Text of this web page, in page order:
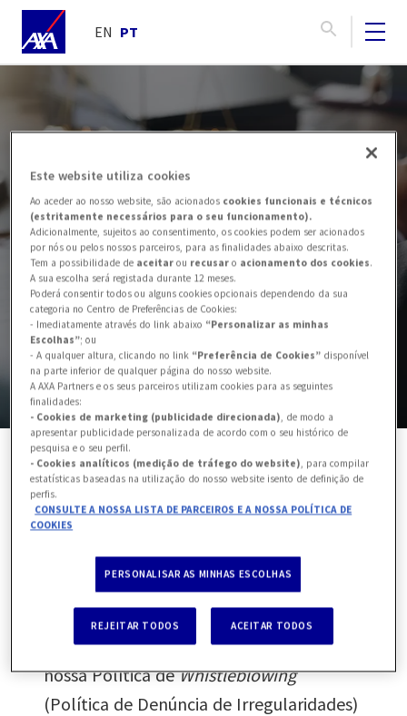
EN PT
Política de
Whistleblowing
(Política de Denúncia
de Irregularidades)
Nos termos Legais e Regulamentares em
vigor, a AXA Partners disponibiliza meios
de contacto para receção de
Participação de Irregularidades Internas.
Para mais informações aceda abaixo à
nossa Política deWhistleblowing
(Política de Denúncia de Irregularidades)
Este website utiliza cookies
Ao aceder ao nosso website, são acionados cookies funcionais e técnicos
(estritamente necessários para o seu funcionamento).
Adicionalmente, sujeitos ao consentimento, os cookies podem ser acionados
por nós ou pelos nossos parceiros, para as finalidades abaixo descritas.
Tem a possibilidade de aceitar ou recusar o acionamento dos cookies.
A sua escolha será registada durante 12 meses.
Poderá consentir todos ou alguns cookies opcionais dependendo da sua
categoria no Centro de Preferências de Cookies:
- Imediatamente através do link abaixo “Personalizar as minhas
Escolhas”; ou
- A qualquer altura, clicando no link “Preferência de Cookies” disponível
na parte inferior de qualquer página do nosso website.
A AXA Partners e os seus parceiros utilizam cookies para as seguintes
finalidades:
- Cookies de marketing (publicidade direcionada), de modo a
apresentar publicidade personalizada de acordo com o seu histórico de
pesquisa e o seu perfil.
- Cookies analíticos (medição de tráfego do website), para compilar
estatísticas baseadas na utilização do nosso website isento de definição de
perfis.
CONSULTE A NOSSA LISTA DE PARCEIROS E A NOSSA POLÍTICA DE
COOKIES
PERSONALISAR AS MINHAS ESCOLHAS
REJEITAR TODOS ACEITAR TODOS